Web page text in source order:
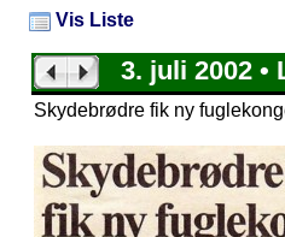
Vis Liste
3. juli 2002 •
Skydebrødre fik ny